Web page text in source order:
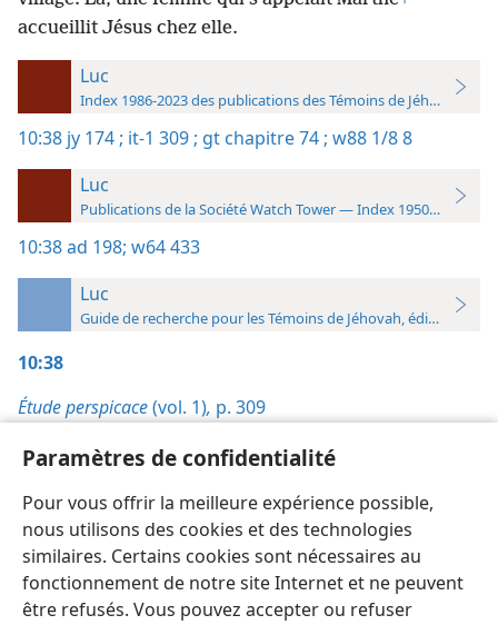
Paramètres de confidentialité
Pour vous offrir la meilleure expérience possible,
nous utilisons des cookies et des technologies
similaires. Certains cookies sont nécessaires au
fonctionnement de notre site Internet et ne peuvent
être refusés. Vous pouvez accepter ou refuser
accueillit Jésus chez elle.
Luc
Index 1986-2023 des publications des Témoins de Jéhovah
10:38 jy 174 ; it-1 309 ; gt chapitre 74 ; w88 1/8 8
Luc
Publications de la Société Watch Tower — Index 1950-1985
10:38ad 198; w64 433
Luc
Guide de recherche pour les Témoins de Jéhovah, édition 2019
10:38
Étude perspicace(vol. 1), p. 309
1/8/1988, p. 8